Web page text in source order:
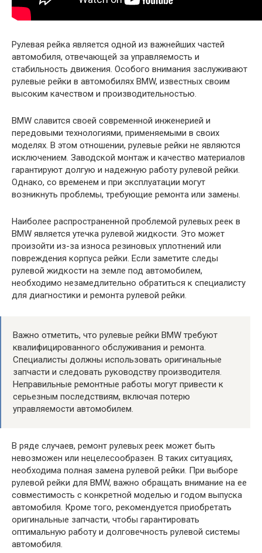
Рулевая рейка является одной из важнейших частей
автомобиля, отвечающей за управляемость и
стабильность движения. Особого внимания заслуживают
рулевые рейки в автомобилях BMW, известных своим
высоким качеством и производительностью.
BMW славится своей современной инженерией и
передовыми технологиями, применяемыми в своих
моделях. В этом отношении, рулевые рейки не являются
исключением. Заводской монтаж и качество материалов
гарантируют долгую и надежную работу рулевой рейки.
Однако, со временем и при эксплуатации могут
возникнуть проблемы, требующие ремонта или замены.
Наиболее распространенной проблемой рулевых реек в
BMW является утечка рулевой жидкости. Это может
произойти из-за износа резиновых уплотнений или
повреждения корпуса рейки. Если заметите следы
рулевой жидкости на земле под автомобилем,
необходимо незамедлительно обратиться к специалисту
для диагностики и ремонта рулевой рейки.
Важно отметить, что рулевые рейки BMW требуют
квалифицированного обслуживания и ремонта.
Специалисты должны использовать оригинальные
запчасти и следовать руководству производителя.
Неправильные ремонтные работы могут привести к
серьезным последствиям, включая потерю
управляемости автомобилем.
В ряде случаев, ремонт рулевых реек может быть
невозможен или нецелесообразен. В таких ситуациях,
необходима полная замена рулевой рейки. При выборе
рулевой рейки для BMW, важно обращать внимание на ее
совместимость с конкретной моделью и годом выпуска
автомобиля. Кроме того, рекомендуется приобретать
оригинальные запчасти, чтобы гарантировать
оптимальную работу и долговечность рулевой системы
автомобиля.